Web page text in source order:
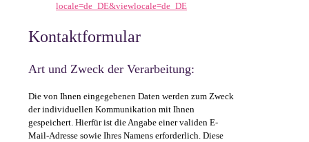
locale=de_DE&viewlocale=de_DE
Kontaktformular
Art und Zweck der Verarbeitung:
Die von Ihnen eingegebenen Daten werden zum Zweck
der individuellen Kommunikation mit Ihnen
gespeichert. Hierfür ist die Angabe einer validen E-
Mail-Adresse sowie Ihres Namens erforderlich. Diese